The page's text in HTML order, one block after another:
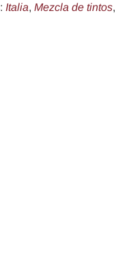
Italia, Mezcla de tintos,